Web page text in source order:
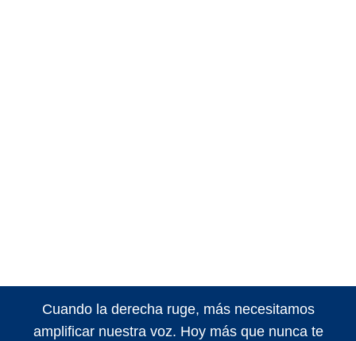
Cuando la derecha ruge, más necesitamos
amplificar nuestra voz. Hoy más que nunca te